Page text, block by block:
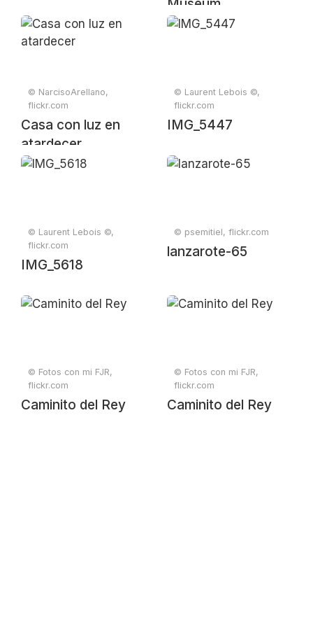
Museum
© NarcisoArellano,
flickr.com
Casa con luz en
atardecer
© Laurent Lebois ©,
flickr.com
IMG_5447
© Laurent Lebois ©,
flickr.com
IMG_5618
© psemitiel, flickr.com
lanzarote-65
© Fotos con mi FJR,
flickr.com
Caminito del Rey
© Fotos con mi FJR,
flickr.com
Caminito del Rey